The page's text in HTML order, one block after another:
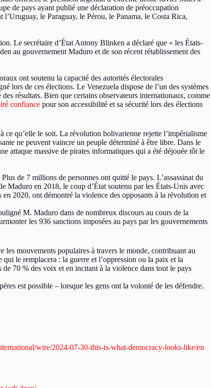
de pays ayant publié une déclaration de préoccupation
l’Uruguay, le Paraguay, le Pérou, le Panama, le Costa Rica,
Le secrétaire d’État Antony Blinken a déclaré que « les États-
au gouvernement Maduro et de son récent rétablissement des
ont soutenu la capacité des autorités électorales
lors de ces élections. Le Venezuela dispose de l’un des systèmes
résultats. Bien que certains observateurs internationaux, comme
confiance pour son accessibilité et sa sécurité lors des élections
ce qu’elle le soit. La révolution bolivarienne rejette l’impérialisme
ne peuvent vaincre un peuple déterminé à être libre. Dans le
attaque massive de pirates informatiques qui a été déjouée tôt le
de 7 millions de personnes ont quitté le pays. L’assassinat du
Maduro en 2018, le coup d’État soutenu par les États-Unis avec
2020, ont démontré la violence des opposants à la révolution et
M. Maduro dans de nombreux discours au cours de la
les 936 sanctions imposées au pays par les gouvernements
mouvements populaires à travers le monde, contribuant au
le remplacera : la guerre et l’oppression ou la paix et la
70 % des voix et en incitant à la violence dans tout le pays
est possible – lorsque les gens ont la volonté de les défendre.
wire/2024-07-30-this-is-what-democracy-looks-like/en